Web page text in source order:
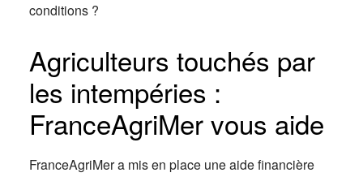
conditions ?
Agriculteurs touchés par
les intempéries :
FranceAgriMer vous aide
FranceAgriMer a mis en place une aide financière